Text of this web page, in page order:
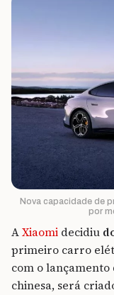
Nova capacidade de
por
AXiaomi decidiu
primeiro carro
com o
chinesa, será